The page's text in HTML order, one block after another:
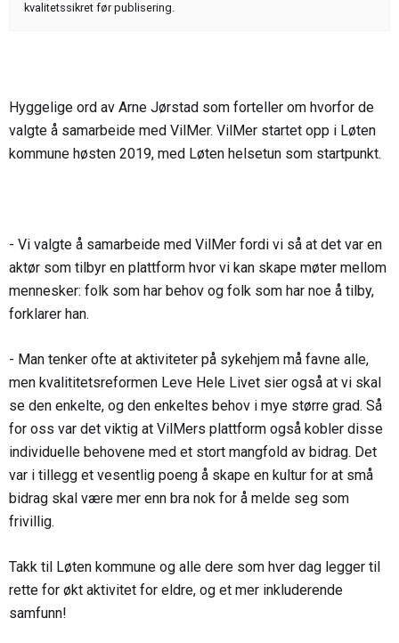
kvalitetssikret før publisering.
Hyggelige ord av Arne Jørstad som forteller om hvorfor de
valgte å samarbeide med VilMer. VilMer startet opp i Løten
kommune høsten 2019, med Løten helsetun som startpunkt.
- Vi valgte å samarbeide med VilMer fordi vi så at det var en
aktør som tilbyr en plattform hvor vi kan skape møter mellom
mennesker: folk som har behov og folk som har noe å tilby,
forklarer han.
- Man tenker ofte at aktiviteter på sykehjem må favne alle,
men kvalititetsreformen Leve Hele Livet sier også at vi skal
se den enkelte, og den enkeltes behov i mye større grad. Så
for oss var det viktig at VilMers plattform også kobler disse
individuelle behovene med et stort mangfold av bidrag. Det
var i tillegg et vesentlig poeng å skape en kultur for at små
bidrag skal være mer enn bra nok for å melde seg som
frivillig.
Takk til Løten kommune og alle dere som hver dag legger til
rette for økt aktivitet for eldre, og et mer inkluderende
samfunn!